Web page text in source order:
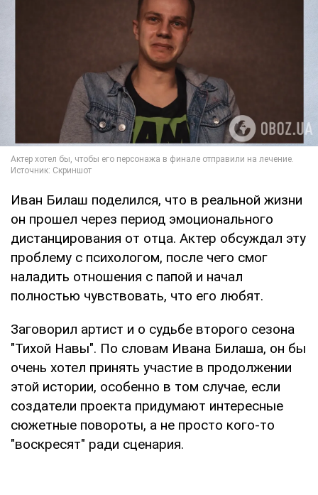
Иван Билаш поделился, что в реальной жизни
он прошел через период эмоционального
дистанцирования от отца. Актер обсуждал эту
проблему с психологом, после чего смог
наладить отношения с папой и начал
полностью чувствовать, что его любят.
Заговорил артист и о судьбе второго сезона
"Тихой Навы". По словам Ивана Билаша, он бы
очень хотел принять участие в продолжении
этой истории, особенно в том случае, если
создатели проекта придумают интересные
сюжетные повороты, а не просто кого-то
"воскресят" ради сценария.